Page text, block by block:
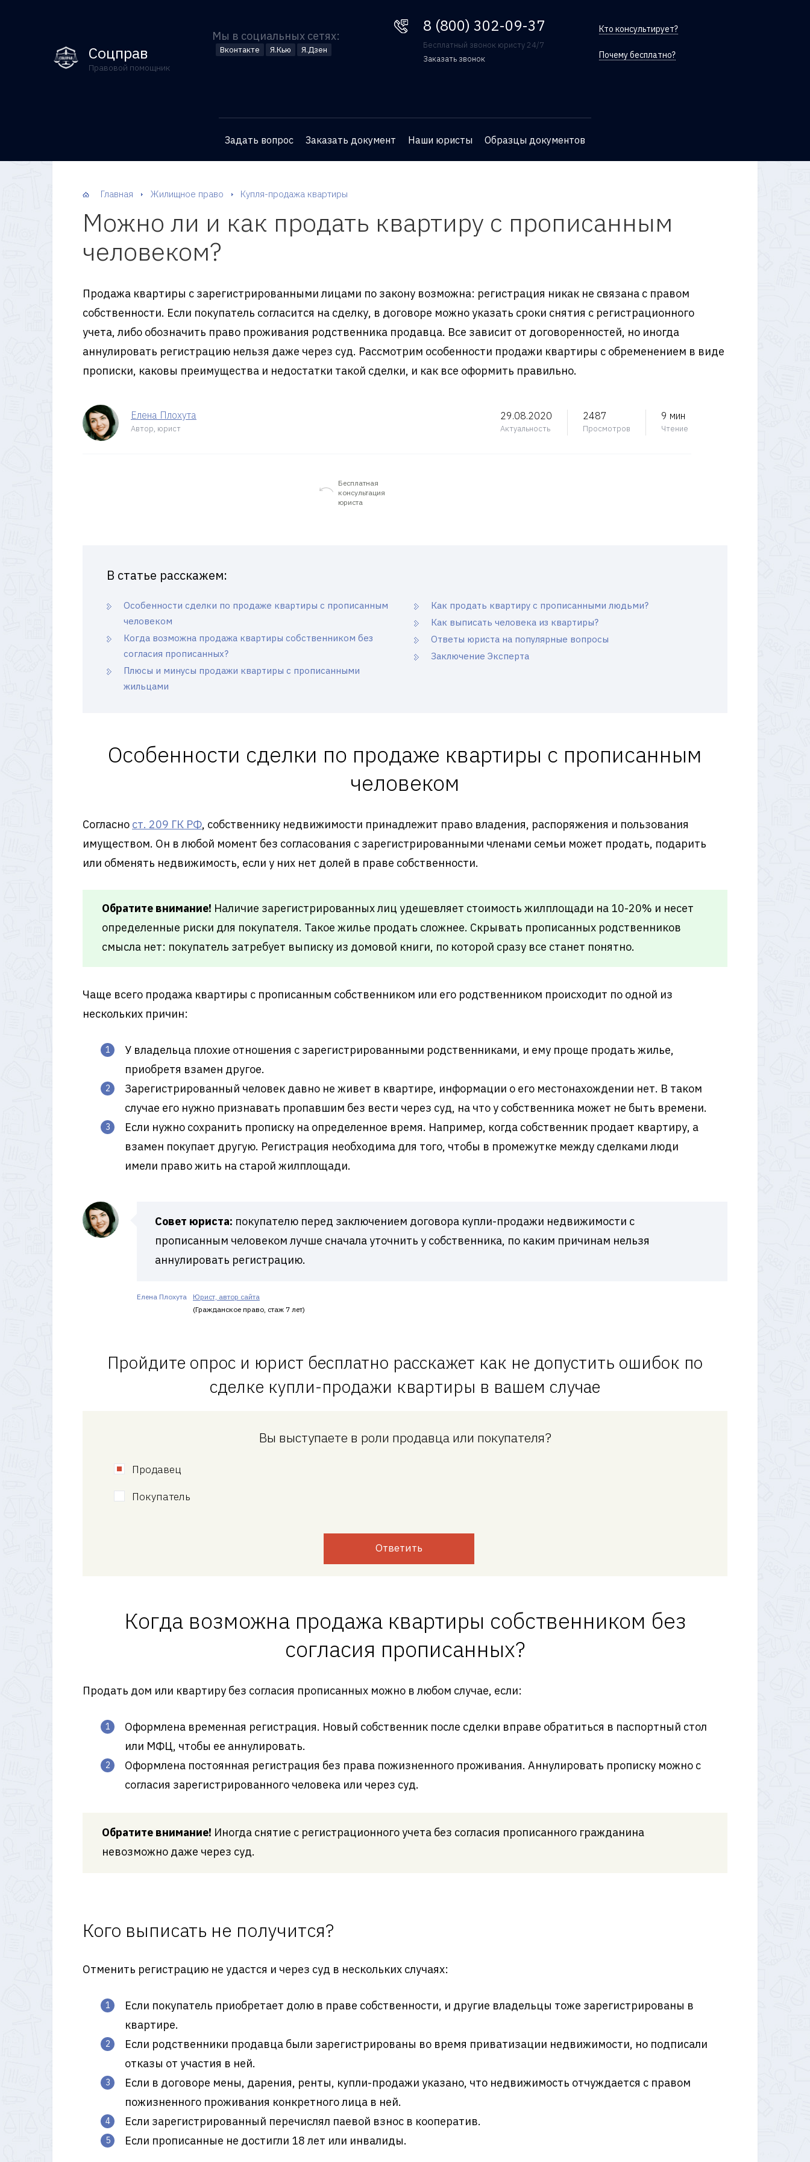
Соцправ
Правовой помощник
Мы в социальных сетях:
Вконтакте Я.Кью Я.Дзен
8 (800) 302-09-37
Бесплатный звонок юристу 24/7
Заказать звонок
и юрист перезвонит вам
консультации
Кто консультирует?
Почему бесплатно?
Задать вопрос Заказать документ Наши юристы Образцы документов
Главная Жилищное право Купля-продажа квартиры
Можно ли и как продать квартиру с прописанным
человеком?
Продажа квартиры с зарегистрированными лицами по закону возможна: регистрация никак не связана с правом
собственности. Если покупатель согласится на сделку, в договоре можно указать сроки снятия с регистрационного
учета, либо обозначить право проживания родственника продавца. Все зависит от договоренностей, но иногда
аннулировать регистрацию нельзя даже через суд. Рассмотрим особенности продажи квартиры с обременением в виде
прописки, каковы преимущества и недостатки такой сделки, и как все оформить правильно.
Елена Плохута
Автор, юрист
29.08.2020
Актуальность
2487
Просмотров
9 мин
Чтение
Бесплатная
консультация
юриста
В статье расскажем:
Особенности сделки по продаже квартиры с прописанным
человеком
Когда возможна продажа квартиры собственником без
согласия прописанных?
Плюсы и минусы продажи квартиры с прописанными
жильцами
Как продать квартиру с прописанными людьми?
Как выписать человека из квартиры?
Ответы юриста на популярные вопросы
Заключение Эксперта
Особенности сделки по продаже квартиры с прописанным
человеком
Согласно ст. 209 ГК РФ, собственнику недвижимости принадлежит право владения, распоряжения и пользования
имуществом. Он в любой момент без согласования с зарегистрированными членами семьи может продать, подарить
или обменять недвижимость, если у них нет долей в праве собственности.
Обратите внимание! Наличие зарегистрированных лиц удешевляет стоимость жилплощади на 10-20% и несет
определенные риски для покупателя. Такое жилье продать сложнее. Скрывать прописанных родственников
смысла нет: покупатель затребует выписку из домовой книги, по которой сразу все станет понятно.
Чаще всего продажа квартиры с прописанным собственником или его родственником происходит по одной из
нескольких причин:
У владельца плохие отношения с зарегистрированными родственниками, и ему проще продать жилье,
приобретя взамен другое.
Зарегистрированный человек давно не живет в квартире, информации о его местонахождении нет. В таком
случае его нужно признавать пропавшим без вести через суд, на что у собственника может не быть времени.
Если нужно сохранить прописку на определенное время. Например, когда собственник продает квартиру, а
взамен покупает другую. Регистрация необходима для того, чтобы в промежутке между сделками люди
имели право жить на старой жилплощади.
Совет юриста: покупателю перед заключением договора купли-продажи недвижимости с
прописанным человеком лучше сначала уточнить у собственника, по каким причинам нельзя
аннулировать регистрацию.
Елена Плохута
Юрист, автор сайта
(Гражданское право, стаж 7 лет)
Пройдите опрос и юрист бесплатно расскажет как не допустить ошибок по
сделке купли-продажи квартиры в вашем случае
Вы выступаете в роли продавца или покупателя?
Продавец
Покупатель
Ответить
Когда возможна продажа квартиры собственником без
согласия прописанных?
Продать дом или квартиру без согласия прописанных можно в любом случае, если:
Оформлена временная регистрация. Новый собственник после сделки вправе обратиться в паспортный стол
или МФЦ, чтобы ее аннулировать.
Оформлена постоянная регистрация без права пожизненного проживания. Аннулировать прописку можно с
согласия зарегистрированного человека или через суд.
Обратите внимание! Иногда снятие с регистрационного учета без согласия прописанного гражданина
невозможно даже через суд.
Кого выписать не получится?
Отменить регистрацию не удастся и через суд в нескольких случаях:
Если покупатель приобретает долю в праве собственности, и другие владельцы тоже зарегистрированы в
квартире.
Если родственники продавца были зарегистрированы во время приватизации недвижимости, но подписали
отказы от участия в ней.
Если в договоре мены, дарения, ренты, купли-продажи указано, что недвижимость отчуждается с правом
пожизненного проживания конкретного лица в ней.
Если зарегистрированный перечислял паевой взнос в кооператив.
Если прописанные не достигли 18 лет или инвалиды.